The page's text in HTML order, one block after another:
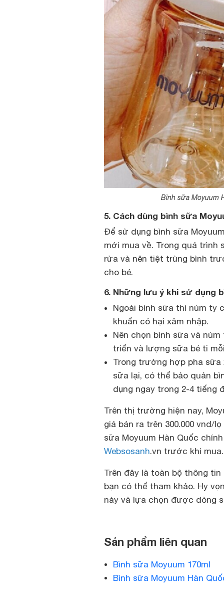
Bình sữa Moyuum
5. Cách dùng bình sữa
Để sử dụng bình sữa
mới mua về. Trong quá trình
rửa và nên tiệt trùng bình
cho bé.
6. Những lưu ý khi sử dụng
Ngoài bình sữa thì núm ty
khuẩn có hại xâm nhập.
Nên chọn bình sữa và
triển và lượng sữa bé ti
Trong trường hợp pha sữa
sữa lại, có thể bảo quản
dụng ngay trong 2-4 tiếng
Trên thị trường hiện nay,
giá bán ra trên 300.000 vnd/
sữa Moyuum Hàn Quốc
Websosanh.vn trước khi mua.
Trên đây là toàn bộ thông tin
bạn có thể tham khảo. Hy
này và lựa chọn được dòng
Sản phẩm liên quan
Bình sữa Moyuum 170ml
Bình sữa Moyuum Hàn